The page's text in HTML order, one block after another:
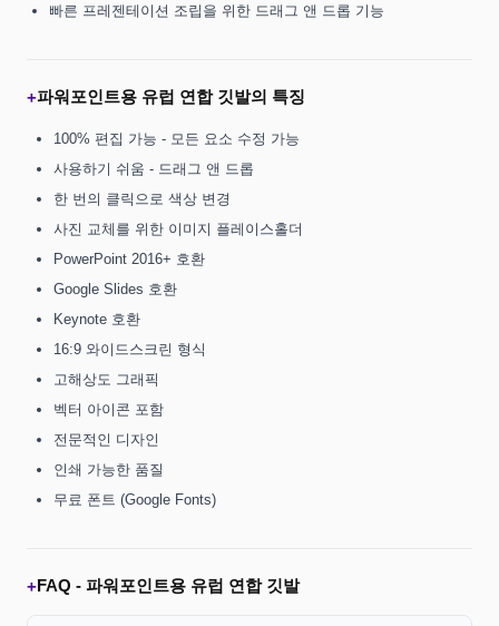
빠른 프레젠테이션 조립을 위한 드래그 앤 드롭 기능
+파워포인트용 유럽 연합 깃발의 특징
100% 편집 가능 - 모든 요소 수정 가능
사용하기 쉬움 - 드래그 앤 드롭
한 번의 클릭으로 색상 변경
사진 교체를 위한 이미지 플레이스홀더
PowerPoint 2016+ 호환
Google Slides 호환
Keynote 호환
16:9 와이드스크린 형식
고해상도 그래픽
벡터 아이콘 포함
전문적인 디자인
인쇄 가능한 품질
무료 폰트 (Google Fonts)
+FAQ - 파워포인트용 유럽 연합 깃발